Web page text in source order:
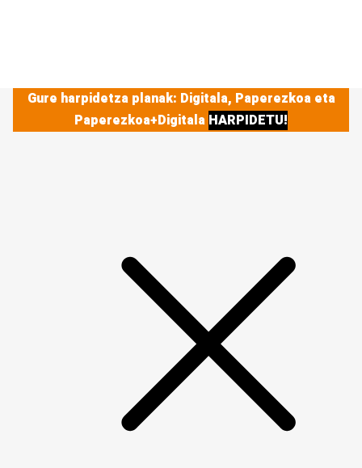
Gure harpidetza planak: Digitala, Paperezkoa eta
Paperezkoa+Digitala HARPIDETU!